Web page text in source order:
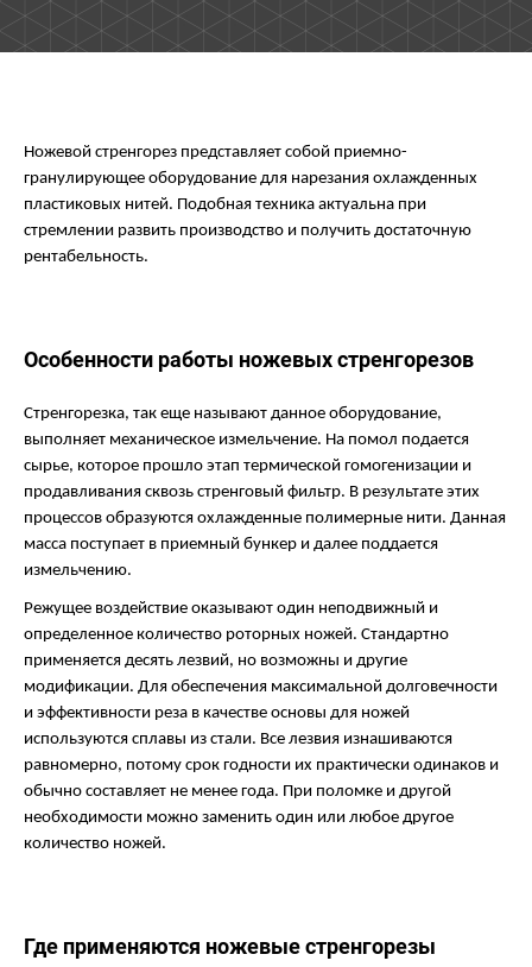
Ножевой стренгорез представляет собой приемно-
гранулирующее оборудование для нарезания охлажденных
пластиковых нитей. Подобная техника актуальна при
стремлении развить производство и получить достаточную
рентабельность.
Особенности работы ножевых стренгорезов
Стренгорезка, так еще называют данное оборудование,
выполняет механическое измельчение. На помол подается
сырье, которое прошло этап термической гомогенизации и
продавливания сквозь стренговый фильтр. В результате этих
процессов образуются охлажденные полимерные нити. Данная
масса поступает в приемный бункер и далее поддается
измельчению.
Режущее воздействие оказывают один неподвижный и
определенное количество роторных ножей. Стандартно
применяется десять лезвий, но возможны и другие
модификации. Для обеспечения максимальной долговечности
и эффективности реза в качестве основы для ножей
используются сплавы из стали. Все лезвия изнашиваются
равномерно, потому срок годности их практически одинаков и
обычно составляет не менее года. При поломке и другой
необходимости можно заменить один или любое другое
количество ножей.
Где применяются ножевые стренгорезы